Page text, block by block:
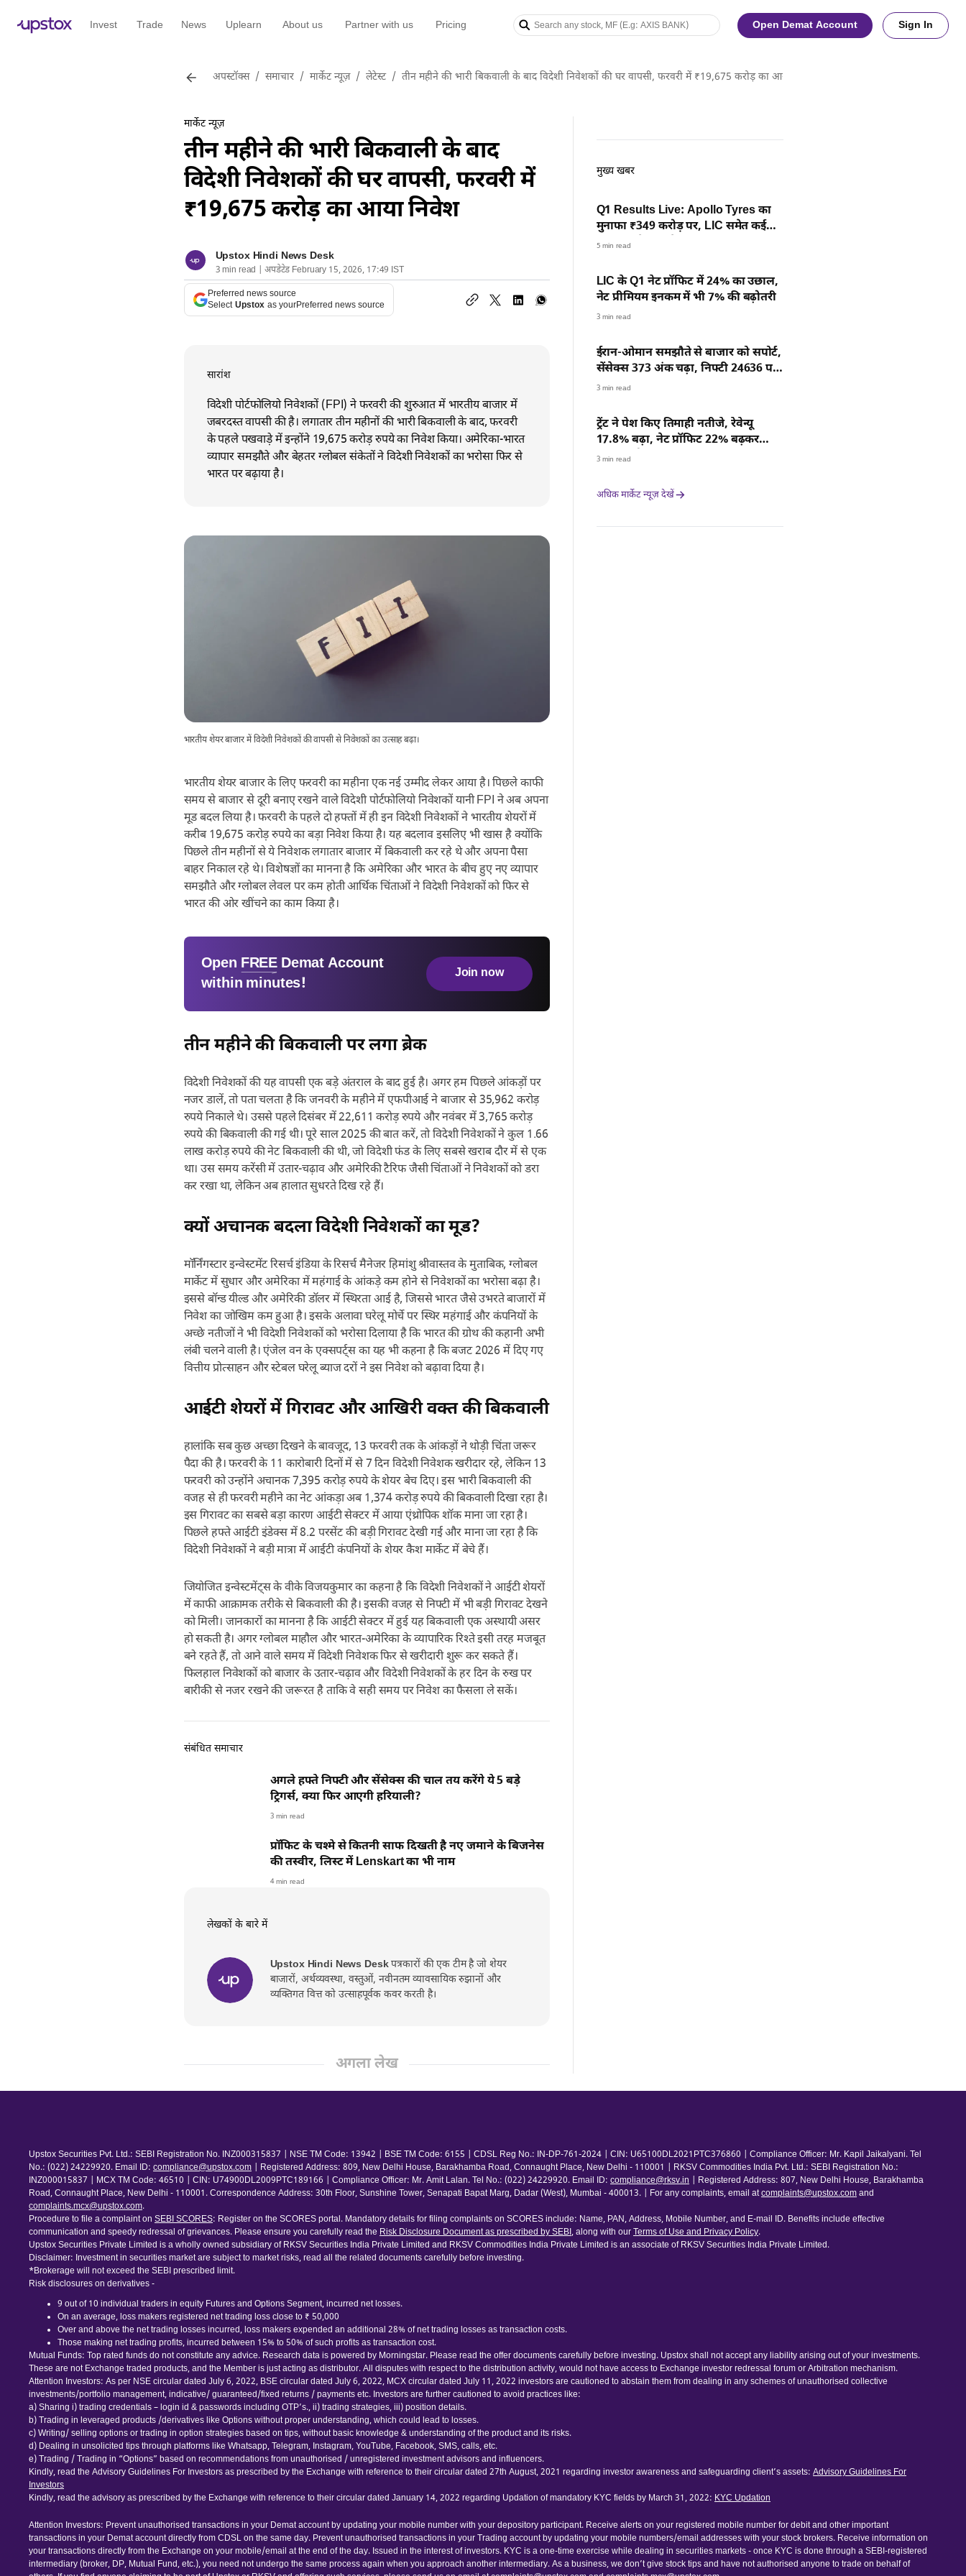
Invest Trade News Uplearn About us Partner with us Pricing Open Demat Account Sign In
अपस्टॉक्स / समाचार / मार्केट न्यूज़ / लेटेस्ट / तीन महीने की भारी बिकवाली के बाद विदेशी निवेशकों की घर वापसी, फरवरी में ₹19,675 करोड़ का आया निवेश
मार्केट न्यूज़
तीन महीने की भारी बिकवाली के बाद
विदेशी निवेशकों की घर वापसी, फरवरी में
₹19,675 करोड़ का आया निवेश
Upstox Hindi News Desk
3 min read | अपडेटेड February 15, 2026, 17:49 IST
Preferred news source
Select Upstox as yourPreferred news source
सारांश
विदेशी पोर्टफोलियो निवेशकों (FPI) ने फरवरी की शुरुआत में भारतीय बाजार में
जबरदस्त वापसी की है। लगातार तीन महीनों की भारी बिकवाली के बाद, फरवरी
के पहले पखवाड़े में इन्होंने 19,675 करोड़ रुपये का निवेश किया। अमेरिका-भारत
व्यापार समझौते और बेहतर ग्लोबल संकेतों ने विदेशी निवेशकों का भरोसा फिर से
भारत पर बढ़ाया है।
भारतीय शेयर बाजार में विदेशी निवेशकों की वापसी से निवेशकों का उत्साह बढ़ा।
भारतीय शेयर बाजार के लिए फरवरी का महीना एक नई उम्मीद लेकर आया है। पिछले काफी
समय से बाजार से दूरी बनाए रखने वाले विदेशी पोर्टफोलियो निवेशकों यानी FPI ने अब अपना
मूड बदल लिया है। फरवरी के पहले दो हफ्तों में ही इन विदेशी निवेशकों ने भारतीय शेयरों में
करीब 19,675 करोड़ रुपये का बड़ा निवेश किया है। यह बदलाव इसलिए भी खास है क्योंकि
पिछले तीन महीनों से ये निवेशक लगातार बाजार में बिकवाली कर रहे थे और अपना पैसा
बाहर निकाल रहे थे। विशेषज्ञों का मानना है कि अमेरिका और भारत के बीच हुए नए व्यापार
समझौते और ग्लोबल लेवल पर कम होती आर्थिक चिंताओं ने विदेशी निवेशकों को फिर से
भारत की ओर खींचने का काम किया है।
Open FREE Demat Account
within minutes!
Join now
तीन महीने की बिकवाली पर लगा ब्रेक
विदेशी निवेशकों की यह वापसी एक बड़े अंतराल के बाद हुई है। अगर हम पिछले आंकड़ों पर
नजर डालें, तो पता चलता है कि जनवरी के महीने में एफपीआई ने बाजार से 35,962 करोड़
रुपये निकाले थे। उससे पहले दिसंबर में 22,611 करोड़ रुपये और नवंबर में 3,765 करोड़
रुपये की बिकवाली की गई थी। पूरे साल 2025 की बात करें, तो विदेशी निवेशकों ने कुल 1.66
लाख करोड़ रुपये की नेट बिकवाली की थी, जो विदेशी फंड के लिए सबसे खराब दौर में से एक
था। उस समय करेंसी में उतार-चढ़ाव और अमेरिकी टैरिफ जैसी चिंताओं ने निवेशकों को डरा
कर रखा था, लेकिन अब हालात सुधरते दिख रहे हैं।
क्यों अचानक बदला विदेशी निवेशकों का मूड?
मॉर्निंगस्टार इन्वेस्टमेंट रिसर्च इंडिया के रिसर्च मैनेजर हिमांशु श्रीवास्तव के मुताबिक, ग्लोबल
मार्केट में सुधार और अमेरिका में महंगाई के आंकड़े कम होने से निवेशकों का भरोसा बढ़ा है।
इससे बॉन्ड यील्ड और अमेरिकी डॉलर में स्थिरता आई है, जिससे भारत जैसे उभरते बाजारों में
निवेश का जोखिम कम हुआ है। इसके अलावा घरेलू मोर्चे पर स्थिर महंगाई और कंपनियों के
अच्छे नतीजों ने भी विदेशी निवेशकों को भरोसा दिलाया है कि भारत की ग्रोथ की कहानी अभी
लंबी चलने वाली है। एंजेल वन के एक्सपर्ट्स का यह भी कहना है कि बजट 2026 में दिए गए
वित्तीय प्रोत्साहन और स्टेबल घरेलू ब्याज दरों ने इस निवेश को बढ़ावा दिया है।
आईटी शेयरों में गिरावट और आखिरी वक्त की बिकवाली
हालांकि सब कुछ अच्छा दिखने के बावजूद, 13 फरवरी तक के आंकड़ों ने थोड़ी चिंता जरूर
पैदा की है। फरवरी के 11 कारोबारी दिनों में से 7 दिन विदेशी निवेशक खरीदार रहे, लेकिन 13
फरवरी को उन्होंने अचानक 7,395 करोड़ रुपये के शेयर बेच दिए। इस भारी बिकवाली की
वजह से ही फरवरी महीने का नेट आंकड़ा अब 1,374 करोड़ रुपये की बिकवाली दिखा रहा है।
इस गिरावट का सबसे बड़ा कारण आईटी सेक्टर में आया एंथ्रोपिक शॉक माना जा रहा है।
पिछले हफ्ते आईटी इंडेक्स में 8.2 परसेंट की बड़ी गिरावट देखी गई और माना जा रहा है कि
विदेशी निवेशकों ने बड़ी मात्रा में आईटी कंपनियों के शेयर कैश मार्केट में बेचे हैं।
जियोजित इन्वेस्टमेंट्स के वीके विजयकुमार का कहना है कि विदेशी निवेशकों ने आईटी शेयरों
में काफी आक्रामक तरीके से बिकवाली की है। इसकी वजह से निफ्टी में भी बड़ी गिरावट देखने
को मिली। जानकारों का मानना है कि आईटी सेक्टर में हुई यह बिकवाली एक अस्थायी असर
हो सकती है। अगर ग्लोबल माहौल और भारत-अमेरिका के व्यापारिक रिश्ते इसी तरह मजबूत
बने रहते हैं, तो आने वाले समय में विदेशी निवेशक फिर से खरीदारी शुरू कर सकते हैं।
फिलहाल निवेशकों को बाजार के उतार-चढ़ाव और विदेशी निवेशकों के हर दिन के रुख पर
बारीकी से नजर रखने की जरूरत है ताकि वे सही समय पर निवेश का फैसला ले सकें।
संबंधित समाचार
अगले हफ्ते निफ्टी और सेंसेक्स की चाल तय करेंगे ये 5 बड़े
ट्रिगर्स, क्या फिर आएगी हरियाली?
3 min read
प्रॉफिट के चश्मे से कितनी साफ दिखती है नए जमाने के बिजनेस
की तस्वीर, लिस्ट में Lenskart का भी नाम
4 min read
लेखकों के बारे में
Upstox Hindi News Desk पत्रकारों की एक टीम है जो शेयर
बाजारों, अर्थव्यवस्था, वस्तुओं, नवीनतम व्यावसायिक रुझानों और
व्यक्तिगत वित्त को उत्साहपूर्वक कवर करती है।
अगला लेख
मुख्य खबर
Q1 Results Live: Apollo Tyres का
मुनाफा ₹349 करोड़ पर, LIC समेत कई
कंपनियों के नतीजे जारी
5 min read
LIC के Q1 नेट प्रॉफिट में 24% का उछाल,
नेट प्रीमियम इनकम में भी 7% की बढ़ोतरी
3 min read
ईरान-ओमान समझौते से बाजार को सपोर्ट,
सेंसेक्स 373 अंक चढ़ा, निफ्टी 24636 पर
बंद
3 min read
ट्रेंट ने पेश किए तिमाही नतीजे, रेवेन्यू
17.8% बढ़ा, नेट प्रॉफिट 22% बढ़कर
₹518 करोड़ पर पहुंचा
3 min read
अधिक मार्केट न्यूज़ देखें
Upstox Securities Pvt. Ltd.: SEBI Registration No. INZ000315837 | NSE TM Code: 13942 | BSE TM Code: 6155 | CDSL Reg No.: IN-DP-761-2024 | CIN: U65100DL2021PTC376860 | Compliance Officer: Mr. Kapil Jaikalyani. Tel
No.: (022) 24229920. Email ID: compliance@upstox.com
| Registered Address: 809, New Delhi House, Barakhamba Road, Connaught Place, New Delhi - 110001 | RKSV Commodities India Pvt. Ltd.: SEBI Registration No.:
INZ000015837 | MCX TM Code: 46510 | CIN: U74900DL2009PTC189166 | Compliance Officer: Mr. Amit Lalan. Tel No.: (022) 24229920. Email ID: compliance@rksv.in
| Registered Address: 807, New Delhi House, Barakhamba
Road, Connaught Place, New Delhi - 110001. Correspondence Address: 30th Floor, Sunshine Tower, Senapati Bapat Marg, Dadar (West), Mumbai - 400013. | For any complaints, email atcomplaints@upstox.comand
complaints.mcx@upstox.com.
Procedure to file a complaint on SEBI SCORES: Register on the SCORES portal. Mandatory details for filing complaints on SCORES include: Name, PAN, Address, Mobile Number, and E-mail ID. Benefits include effective
communication and speedy redressal of grievances. Please ensure you carefully read the Risk Disclosure Document as prescribed by SEBI, along with ourTerms of Use and Privacy Policy.
Upstox Securities Private Limited is a wholly owned subsidiary of RKSV Securities India Private Limited and RKSV Commodities India Private Limited is an associate of RKSV Securities India Private Limited.
Disclaimer: Investment in securities market are subject to market risks, read all the related documents carefully before investing.
*Brokerage will not exceed the SEBI prescribed limit.
Risk disclosures on derivatives -
9 out of 10 individual traders in equity Futures and Options Segment, incurred net losses.
On an average, loss makers registered net trading loss close to ₹ 50,000
Over and above the net trading losses incurred, loss makers expended an additional 28% of net trading losses as transaction costs.
Those making net trading profits, incurred between 15% to 50% of such profits as transaction cost.
Mutual Funds: Top rated funds do not constitute any advice. Research data is powered by Morningstar. Please read the offer documents carefully before investing. Upstox shall not accept any liability arising out of your investments.
These are not Exchange traded products, and the Member is just acting as distributor. All disputes with respect to the distribution activity, would not have access to Exchange investor redressal forum or Arbitration mechanism.
Attention Investors: As per NSE circular dated July 6, 2022, BSE circular dated July 6, 2022, MCX circular dated July 11, 2022 investors are cautioned to abstain them from dealing in any schemes of unauthorised collective
investments/portfolio management, indicative/ guaranteed/fixed returns / payments etc. Investors are further cautioned to avoid practices like:
a) Sharing i) trading credentials – login id & passwords including OTP’s., ii) trading strategies, iii) position details.
b) Trading in leveraged products /derivatives like Options without proper understanding, which could lead to losses.
c) Writing/ selling options or trading in option strategies based on tips, without basic knowledge & understanding of the product and its risks.
d) Dealing in unsolicited tips through platforms like Whatsapp, Telegram, Instagram, YouTube, Facebook, SMS, calls, etc.
e) Trading / Trading in “Options” based on recommendations from unauthorised / unregistered investment advisors and influencers.
Kindly, read the Advisory Guidelines For Investors as prescribed by the Exchange with reference to their circular dated 27th August, 2021 regarding investor awareness and safeguarding client’s assets: Advisory Guidelines For
Investors
Kindly, read the advisory as prescribed by the Exchange with reference to their circular dated January 14, 2022 regarding Updation of mandatory KYC fields by March 31, 2022: KYC Updation
Attention Investors: Prevent unauthorised transactions in your Demat account by updating your mobile number with your depository participant. Receive alerts on your registered mobile number for debit and other important
transactions in your Demat account directly from CDSL on the same day. Prevent unauthorised transactions in your Trading account by updating your mobile numbers/email addresses with your stock brokers. Receive information on
your transactions directly from the Exchange on your mobile/email at the end of the day. Issued in the interest of investors. KYC is a one-time exercise while dealing in securities markets - once KYC is done through a SEBI-registered
intermediary (broker, DP, Mutual Fund, etc.), you need not undergo the same process again when you approach another intermediary. As a business, we don’t give stock tips and have not authorised anyone to trade on behalf of